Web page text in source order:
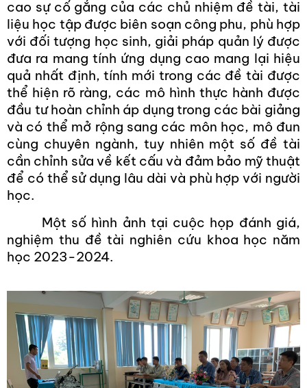
cao sự cố gắng của các chủ nhiệm đề tài, tài
liệu học tập được biên soạn công phu, phù hợp
với đối tượng học sinh, giải pháp quản lý được
đưa ra mang tính ứng dụng cao mang lại hiệu
quả nhất định, tính mới trong các đề tài được
thể hiện rõ ràng, các mô hình thực hành được
đầu tư hoàn chỉnh áp dụng trong các bài giảng
và có thể mở rộng sang các môn học, mô đun
cùng chuyên ngành, tuy nhiên một số đề tài
cần chỉnh sửa về kết cấu và đảm bảo mỹ thuật
để có thể sử dụng lâu dài và phù hợp với người
học.
Một số hình ảnh tại cuộc họp đánh giá,
nghiệm thu đề tài nghiên cứu khoa học năm
học 2023-2024.